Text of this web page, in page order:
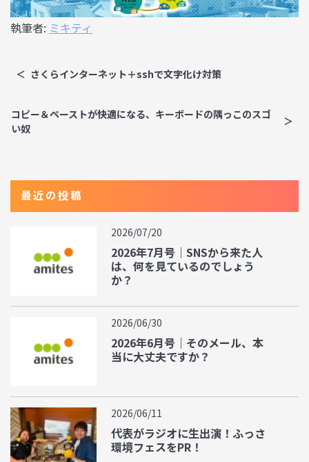
執筆者: ミキティ
さくらインターネット＋sshで文字化け対策
コピー＆ペーストが快適になる、キーボードの隅っこのスゴ
い奴
最近の投稿
2026/07/20
2026年7月号｜SNSから来た人
は、何を見ているのでしょう
か？
2026/06/30
2026年6月号｜そのメール、本
当に大丈夫ですか？
2026/06/11
代表がラジオに生出演！ふっさ
環境フェスをPR！